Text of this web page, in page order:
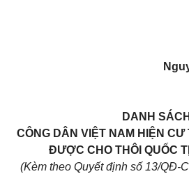
DANH SÁCH
CÔNG DÂN VIỆT NAM HIỆN CƯ
ĐƯỢC CHO THÔI QUỐC
(Kèm theo Quyết định số 13/QĐ-